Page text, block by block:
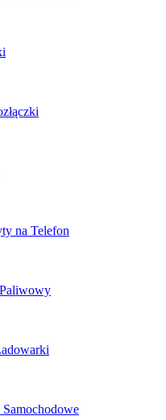
na Telefon